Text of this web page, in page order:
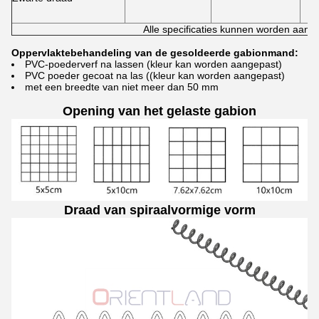
Alle specificaties kunnen worden
Oppervlaktebehandeling van de gesoldeerde gabionmand:
PVC-poederverf na lassen (kleur kan worden aangepast)
PVC poeder gecoat na las ((kleur kan worden aangepast)
met een breedte van niet meer dan 50 mm
Opening van het gelaste gabion
Draad van spiraalvormige vorm